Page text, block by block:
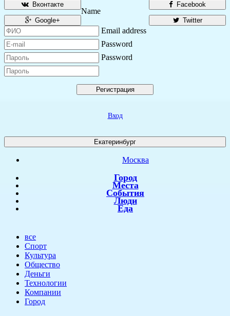
Facebook
Вконтакте
Twitter
Google+
Name
Email address
Password
Password
Регистрация
Вход
Екатеринбург
Москва
Город
Места
События
Люди
Еда
все
Спорт
Культура
Общество
Деньги
Технологии
Компании
Город